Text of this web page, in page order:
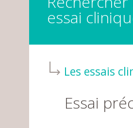
essai
Les essais
Essai